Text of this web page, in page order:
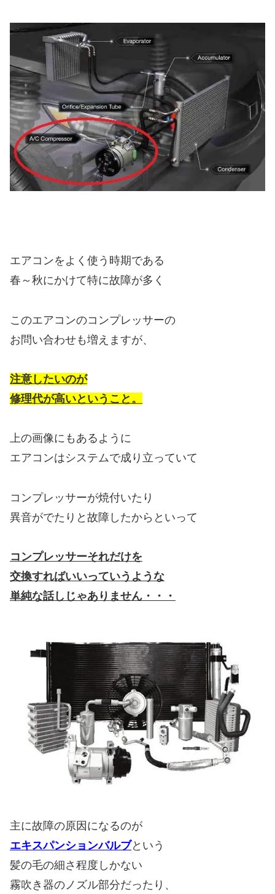
エアコンをよく使う時期である
春～秋にかけて特に故障が多く
このエアコンのコンプレッサーの
お問い合わせも増えますが、
注意したいのが
修理代が高いということ。
上の画像にもあるように
エアコンはシステムで成り立っていて
コンプレッサーが焼付いたり
異音がでたりと故障したからといって
コンプレッサーそれだけを
交換すればいいっていうような
単純な話しじゃありません・・・
主に故障の原因になるのが
エキスパンションバルブという
髪の毛の細さ程度しかない
霧吹き器のノズル部分だったり、